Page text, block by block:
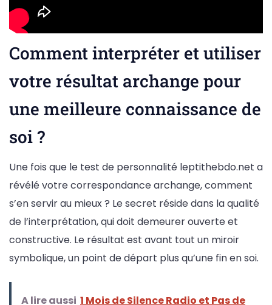
Comment interpréter et utiliser
votre résultat archange pour
une meilleure connaissance de
soi ?
Une fois que le test de personnalité leptithebdo.net a
révélé votre correspondance archange, comment
s’en servir au mieux ? Le secret réside dans la qualité
de l’interprétation, qui doit demeurer ouverte et
constructive. Le résultat est avant tout un miroir
symbolique, un point de départ plus qu’une fin en soi.
A lire aussi 1 Mois de Silence Radio et Pas de